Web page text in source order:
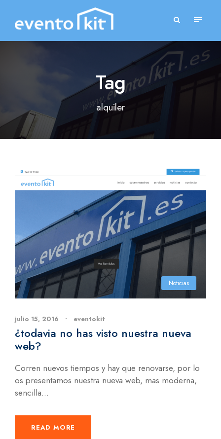
Tag
alquiler
Noticias
julio 15, 2016 • eventokit
¿todavia no has visto nuestra nueva
web?
Corren nuevos tiempos y hay que renovarse, por lo
os presentamos nuestra nueva web, mas moderna,
sencilla...
READ MORE